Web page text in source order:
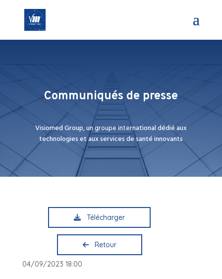
Communiqués de presse
Visiomed Group, un groupe international dédié aux
technologies et aux services de santé innovants
Télécharger
Retour
04/09/2023 18:00